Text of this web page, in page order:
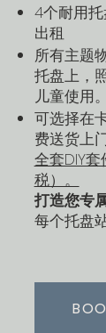
4个耐用
出租
所有主题
托盘上，
儿童使用。
可选择在
费送货上门
全套DIY
税）。
打造您专
每个托盘